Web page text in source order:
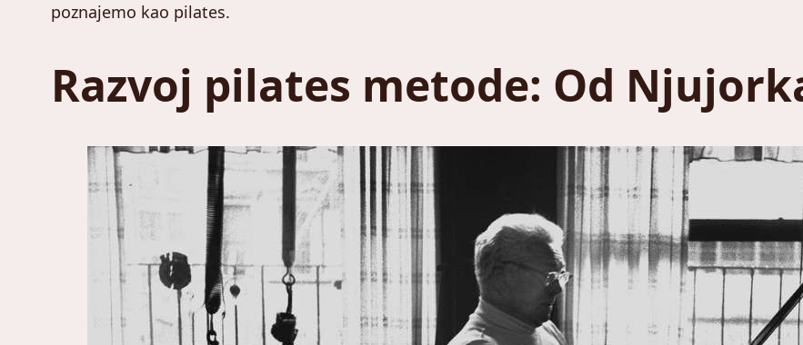
poznajemo kao pilates.
Razvoj pilates metode: Od